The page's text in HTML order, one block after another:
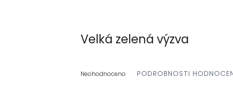
Velká zelená výzva
hodnocení
Neohodnoceno PODROBNOSTI